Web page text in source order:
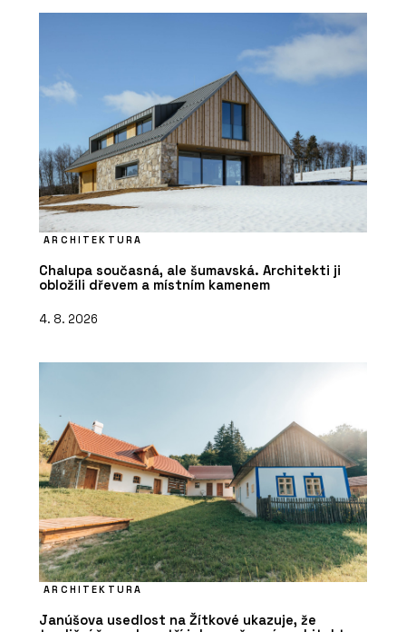
ARCHITEKTURA
Chalupa současná, ale šumavská. Architekti ji
obložili dřevem a místním kamenem
4. 8. 2026
ARCHITEKTURA
Janúšova usedlost na Žítkové ukazuje, že